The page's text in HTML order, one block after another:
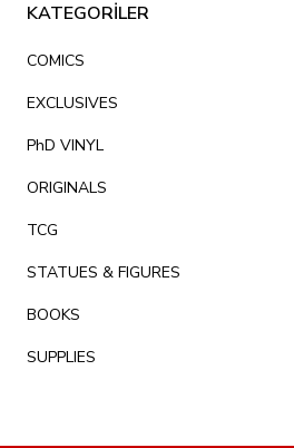
KATEGORİLER
COMICS
EXCLUSIVES
PhD VINYL
ORIGINALS
TCG
STATUES & FIGURES
BOOKS
SUPPLIES